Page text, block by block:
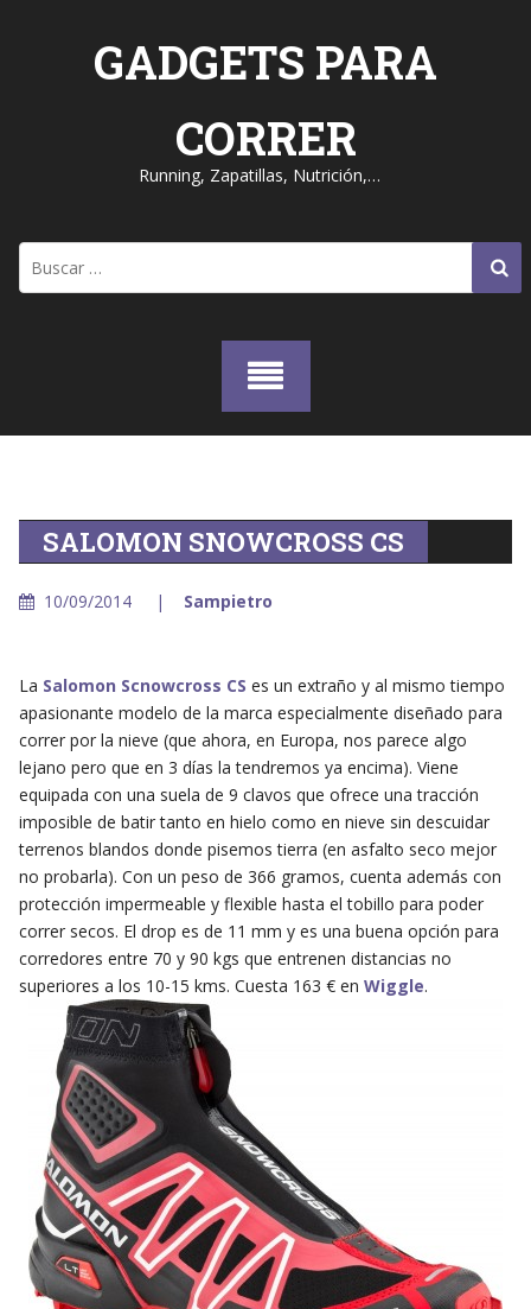
GADGETS PARA
CORRER
Running, Zapatillas, Nutrición,…
SALOMON SNOWCROSS CS
10/09/2014 Sampietro
La Salomon Scnowcross CS es un extraño y al mismo tiempo
apasionante modelo de la marca especialmente diseñado para
correr por la nieve (que ahora, en Europa, nos parece algo
lejano pero que en 3 días la tendremos ya encima). Viene
equipada con una suela de 9 clavos que ofrece una tracción
imposible de batir tanto en hielo como en nieve sin descuidar
terrenos blandos donde pisemos tierra (en asfalto seco mejor
no probarla). Con un peso de 366 gramos, cuenta además con
protección impermeable y flexible hasta el tobillo para poder
correr secos. El drop es de 11 mm y es una buena opción para
corredores entre 70 y 90 kgs que entrenen distancias no
superiores a los 10-15 kms. Cuesta 163 € en Wiggle.